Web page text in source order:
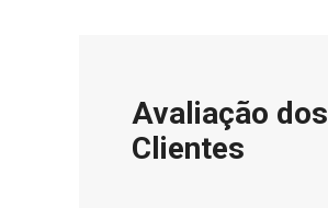
Avaliação dos
Clientes